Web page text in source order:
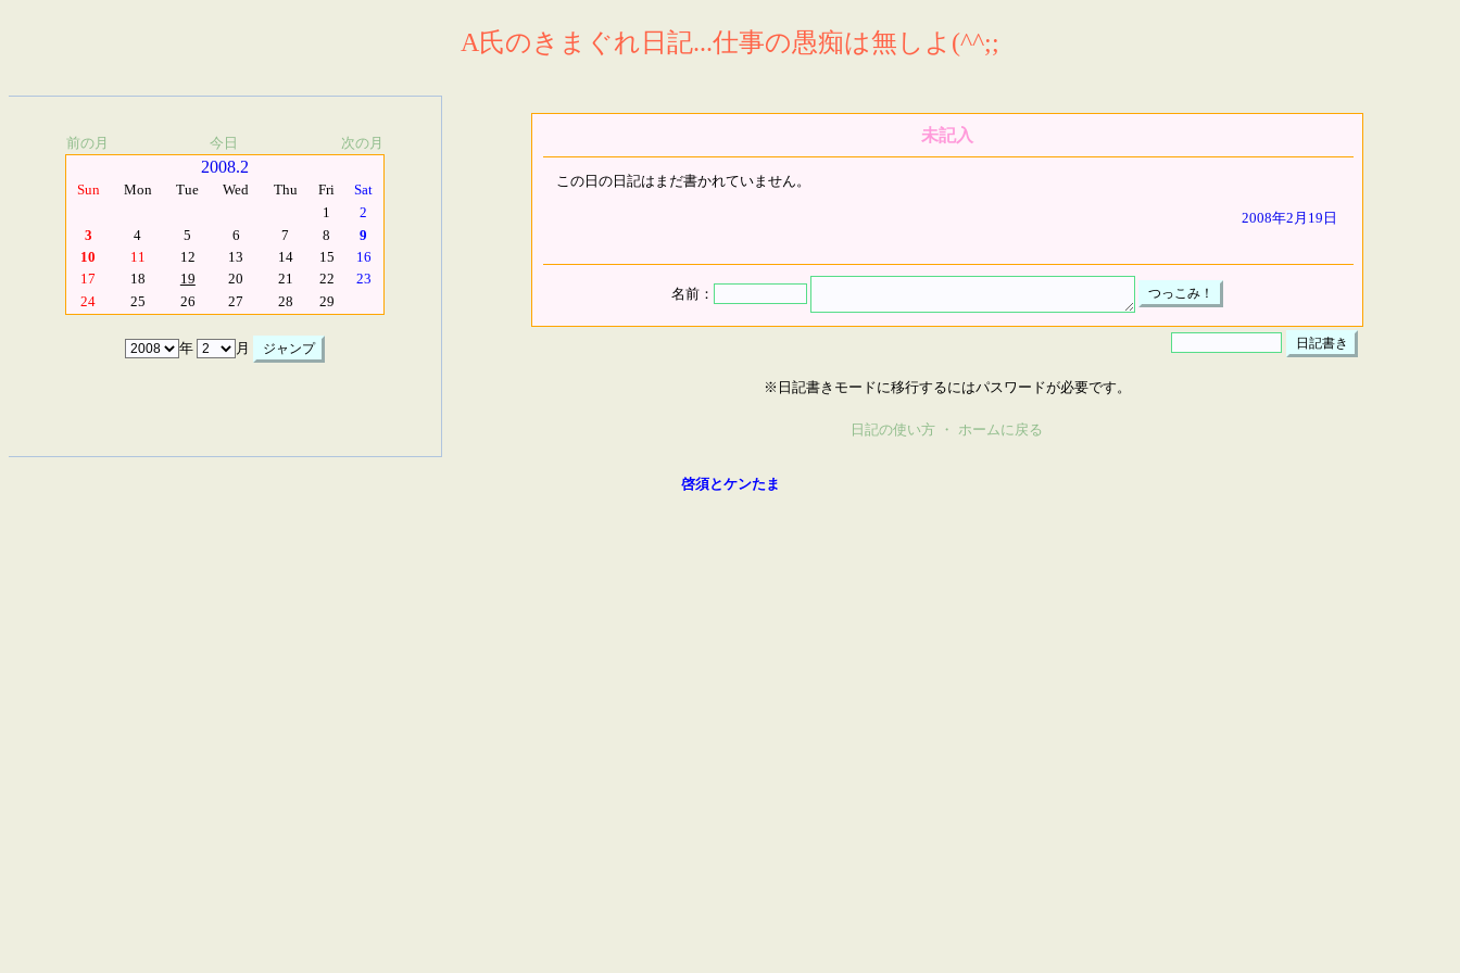
A氏のきまぐれ日記...仕事の愚痴は無しよ(^^;;
前の月 今日 次の月
2008.2
Sun Mon Tue Wed Thu Fri
Sat
1
2
3
4 5 6 7 8
9
10
11 12 13 14 15
16
17
18 19 20 21 22
23
24
25 26 27 28 29
年 月
未記入
この日の日記はまだ書かれていません。
2008年2月19日
名前：
※日記書きモードに移行するにはパスワードが必要です。
日記の使い方 ・ ホームに戻る
啓須とケンたま